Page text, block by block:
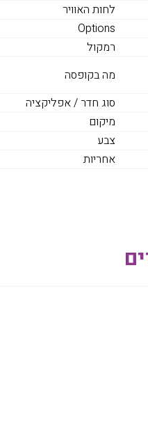
לחות האוויר
Options
רמקול
מה בקופסה
סוג חדר / אפליקציה
מיקום
צבע
אחריות